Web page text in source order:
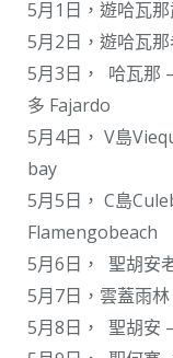
5月1日，遊哈瓦
5月2日，遊哈瓦
5月3日， 哈瓦那
多 Fajardo
5月4日， V島
bay
5月5日， C島
Flamengobeach
5月6日， 聖胡安
5月7日，雲蓋雨林
5月8日， 聖胡安